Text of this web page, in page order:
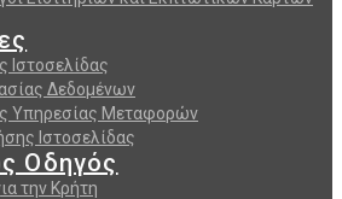
Ιστοσελίδας
Δεδομένων
Υπηρεσίας Μεταφορών
Ιστοσελίδας
Οδηγός
την Κρήτη